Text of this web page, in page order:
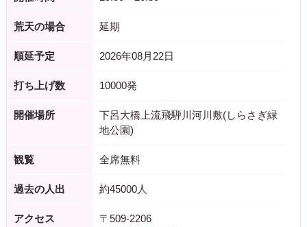
荒天の場合 延期
順延予定 2026年08月22日
打ち上げ数 10000発
開催場所
下呂大橋上流飛騨川河川敷(しらさぎ緑
地公園)
観覧 全席無料
過去の人出 約45000人
アクセス
〒509-2206